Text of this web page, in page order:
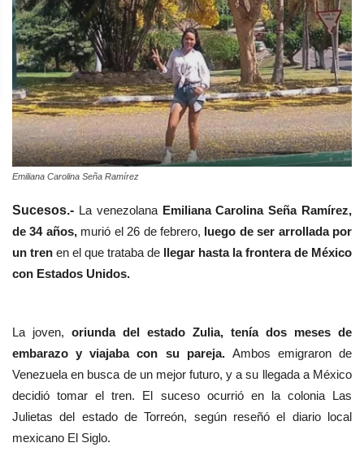
Emiliana Carolina Seña Ramírez
Sucesos.- La venezolanaEmiliana Carolina Seña Ramírez,
de 34 años, murió el 26 de febrero, luego de ser arrollada por
un tren en el que trataba de llegar hasta la frontera de México
con Estados Unidos.
La joven, oriunda del estado Zulia, tenía dos meses de
embarazo y viajaba con su pareja. Ambos emigraron de
Venezuela en busca de un mejor futuro, y a su llegada a México
decidió tomar el tren. El suceso ocurrió en la colonia Las
Julietas del estado de Torreón, según reseñó el diario local
mexicano El Siglo.